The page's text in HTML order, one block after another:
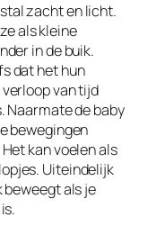
zacht en licht.
als kleine
in de buik.
dat het hun
van tijd
Naarmate de baby
bewegingen
kan voelen als
Uiteindelijk
beweegt als je